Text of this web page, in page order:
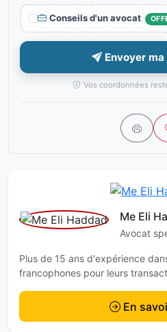
Conseils d'un avocat
Envoyer
Vos coordonnées
Me Eli
Avocat
Plus de 15 ans d'expérience
francophones pour leurs
En